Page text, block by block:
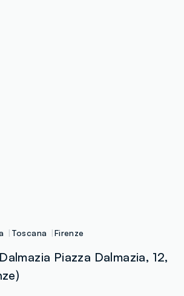
Toscana Firenze
Piazza Dalmazia, 12,